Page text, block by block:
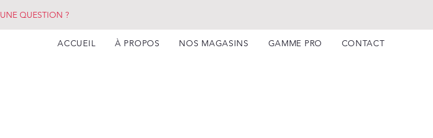
UNE QUESTION ?
ACCUEIL À PROPOS NOS MAGASINS GAMME PRO CONTACT